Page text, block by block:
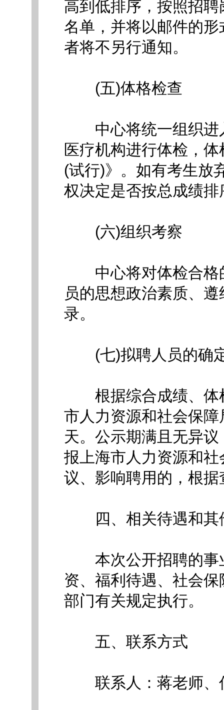
高到低排序，按照招
名单，并将以邮件的
者将不另行通知。
(五)体格检查
中心将统一组织进
医疗机构进行体检，
(试行)》。如有考生放
权决定是否按总成绩
(六)组织考察
中心将对体检合格
员的思想政治素质、
录。
(七)拟聘人员的确
根据综合成绩、体
市人力资源和社会保
天。公示期满且无异
报上海市人力资源和
议、影响聘用的，根
四、相关待遇和其
本次公开招聘的事
资、福利待遇、社会
部门有关规定执行。
五、联系方式
联系人：蒋老师、